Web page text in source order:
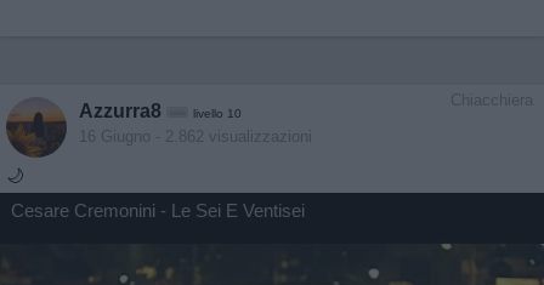
Chiacchiera
Azzurra8 livello 10
16 Giugno - 2.862 visualizzazioni
🌙
Cesare Cremonini - Le Sei E Ventisei